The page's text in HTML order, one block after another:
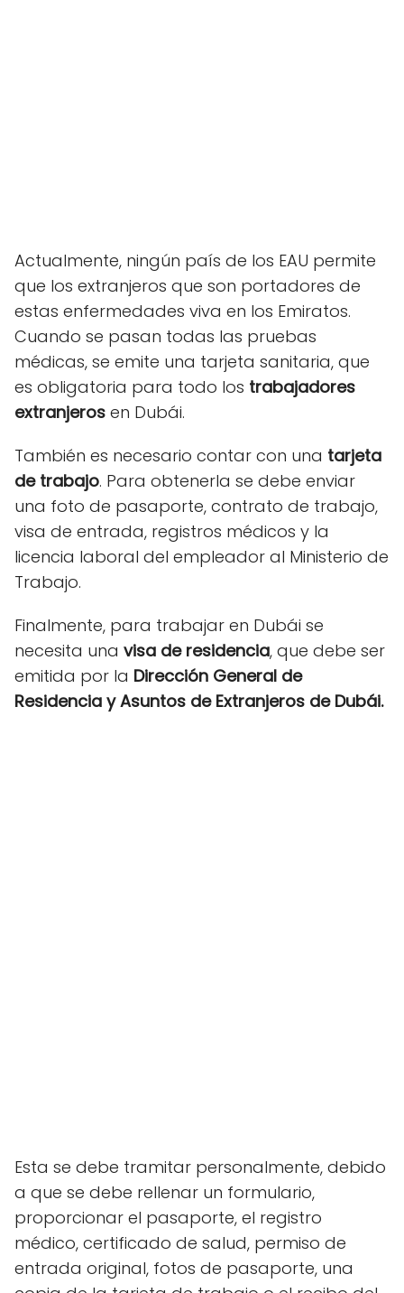
Actualmente, ningún país de los EAU permite
que los extranjeros que son portadores de
estas enfermedades viva en los Emiratos.
Cuando se pasan todas las pruebas
médicas, se emite una tarjeta sanitaria, que
es obligatoria para todo los trabajadores
extranjeros en Dubái.
También es necesario contar con una tarjeta
de trabajo. Para obtenerla se debe enviar
una foto de pasaporte, contrato de trabajo,
visa de entrada, registros médicos y la
licencia laboral del empleador al Ministerio de
Trabajo.
Finalmente, para trabajar en Dubái se
necesita una visa de residencia, que debe ser
emitida por la Dirección General de
Residencia y Asuntos de Extranjeros de Dubái.
Esta se debe tramitar personalmente, debido
a que se debe rellenar un formulario,
proporcionar el pasaporte, el registro
médico, certificado de salud, permiso de
entrada original, fotos de pasaporte, una